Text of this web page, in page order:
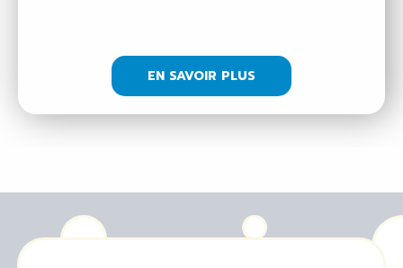
EN SAVOIR PLUS